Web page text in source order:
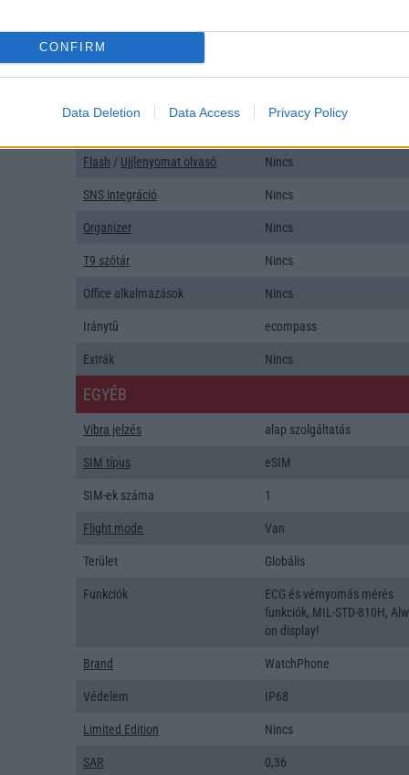
CONFIRM
Data Deletion Data Access Privacy Policy
Beszélgetési idő h /
Flash / Ujjlenyomat olvasó Nincs
SNS integráció Nincs
Organizer Nincs
T9 szótár Nincs
Office alkalmazások Nincs
Iránytũ ecompass
Extrák Nincs
EGYÉB
Vibra jelzés alap szolgáltatás
SIM típus eSIM
SIM-ek száma 1
Flight mode Van
Terület Globális
Funkciók
ECG és vérnyomás mérés
funkciók, MIL-STD-810H,
on display!
Brand WatchPhone
Védelem IP68
Limited Edition Nincs
SAR 0,36